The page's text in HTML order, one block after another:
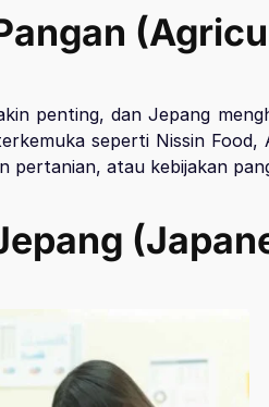
penting, dan Jepang
seperti Nissin
pertanian, atau kebijakan